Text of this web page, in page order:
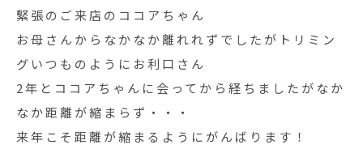
緊張のご来店のココアちゃん
お母さんからなかなか離れれずでしたがトリミン
グいつものようにお利口さん️
2年とココアちゃんに会ってから経ちましたがなか
なか距離が縮まらず・・・
来年こそ距離が縮まるようにがんばります！